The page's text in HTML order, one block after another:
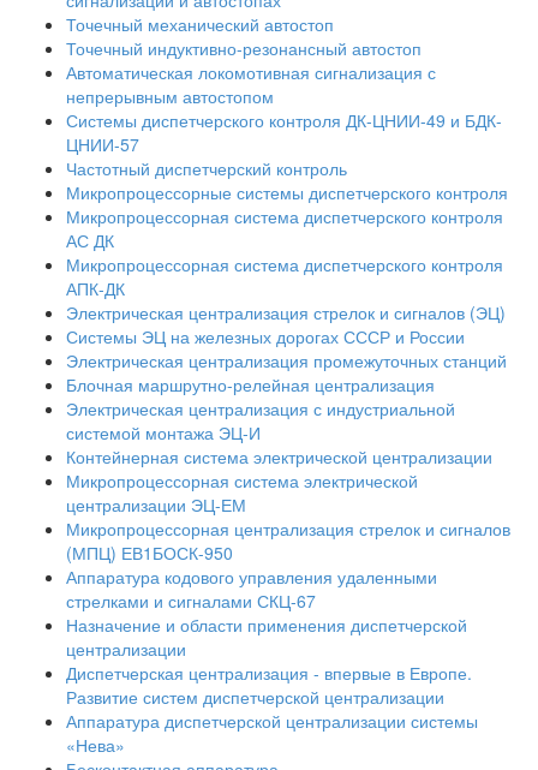
Точечный механический автостоп
Точечный индуктивно-резонансный автостоп
Автоматическая локомотивная сигнализация с
непрерывным автостопом
Системы диспетчерского контроля ДК-ЦНИИ-49 и БДК-
ЦНИИ-57
Частотный диспетчерский контроль
Микропроцессорные системы диспетчерского контроля
Микропроцессорная система диспетчерского контроля
АС ДК
Микропроцессорная система диспетчерского контроля
АПК-ДК
Электрическая централизация стрелок и сигналов (ЭЦ)
Системы ЭЦ на железных дорогах СССР и России
Электрическая централизация промежуточных станций
Блочная маршрутно-релейная централизация
Электрическая централизация с индустриальной
системой монтажа ЭЦ-И
Контейнерная система электрической централизации
Микропроцессорная система электрической
централизации ЭЦ-ЕМ
Микропроцессорная централизация стрелок и сигналов
(МПЦ) ЕВ1БОСК-950
Аппаратура кодового управления удаленными
стрелками и сигналами СКЦ-67
Назначение и области применения диспетчерской
централизации
Диспетчерская централизация - впервые в Европе.
Развитие систем диспетчерской централизации
Аппаратура диспетчерской централизации системы
«Нева»